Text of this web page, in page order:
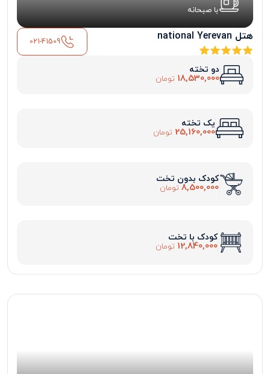
با صبحانه
هتل national Yerevan 021-41509
دو تخته
18,530,000 تومان
یک تخته
25,160,000 تومان
کودک بدون تخت
8,500,000 تومان
کودک با تخت
12,840,000 تومان